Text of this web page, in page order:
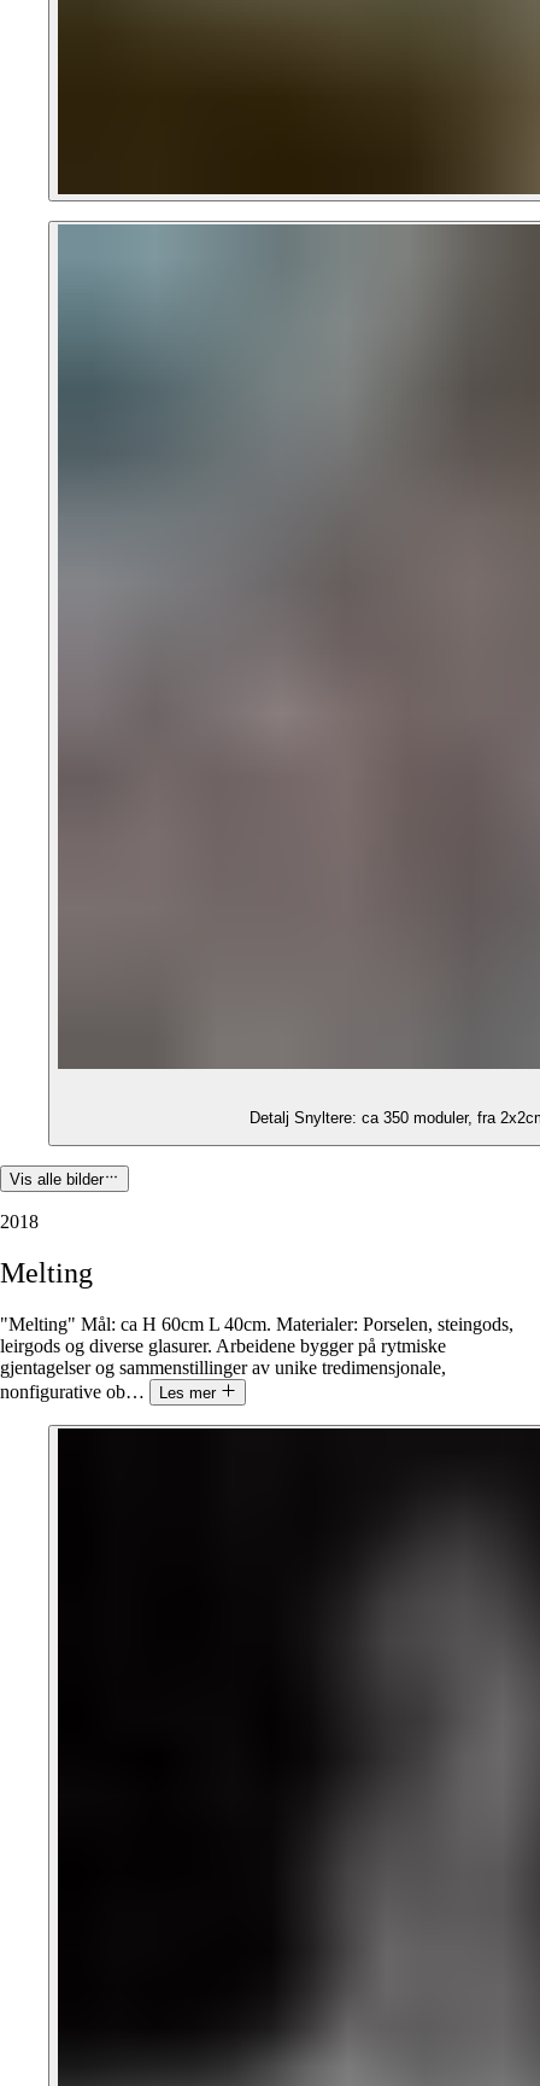
Detalj Snyltere: ca 350 moduler, fra
Vis alle bilder
2018
Melting
"Melting" Mål: ca H 60cm L 40cm. Materialer: Porselen, steingods,
leirgods og diverse glasurer. Arbeidene bygger på rytmiske
gjentagelser og sammenstillinger av unike tredimensjonale,
nonfigurative ob… Les mer